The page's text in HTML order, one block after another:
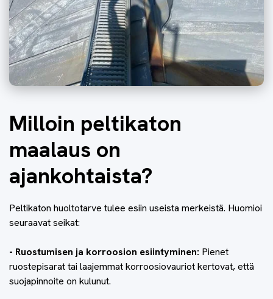
Milloin peltikaton
maalaus on
ajankohtaista?
Peltikaton huoltotarve tulee esiin useista merkeistä. Huomioi
seuraavat seikat:
- Ruostumisen ja korroosion esiintyminen: Pienet
ruostepisarat tai laajemmat korroosiovauriot kertovat, että
suojapinnoite on kulunut.